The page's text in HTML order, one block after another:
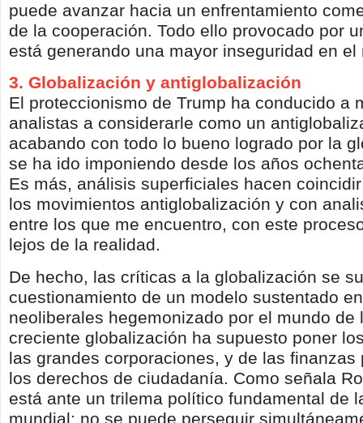
puede avanzar hacia un enfrentamiento
de la cooperación. Todo ello provocado por
está generando una mayor inseguridad en el
3. Globalización y antiglobalización
El proteccionismo de Trump ha conducido a
analistas a considerarle como un
acabando con todo lo bueno logrado por la
se ha ido imponiendo desde los años
Es más, análisis superficiales hacen
los movimientos antiglobalización y con
entre los que me encuentro, con este
lejos de la realidad.
De hecho, las críticas a la globalización se
cuestionamiento de un modelo sustentado
neoliberales hegemonizado por el mundo de
creciente globalización ha supuesto poner
las grandes corporaciones, y de las finanzas
los derechos de ciudadanía. Como señala
está ante un trilema político fundamental de
mundial: no se puede perseguir